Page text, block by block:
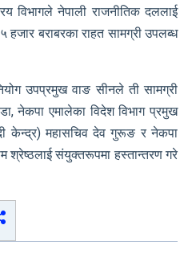
विभागले नेपाली राजनीतिक दललाई
बराबरका राहत सामग्री उपलब्ध
उपप्रमुख वाङ सीनले ती सामग्री
नेकपा एमालेका विदेश विभाग प्रमुख
केन्द्र) महासचिव देव गुरूङ र नेकपा
श्रेष्ठलाई संयुक्तरूपमा हस्तान्तरण गरे